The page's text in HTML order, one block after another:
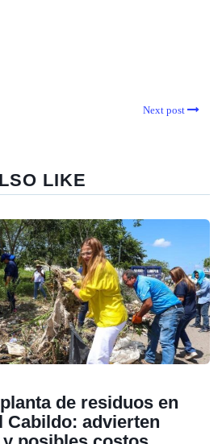
Next post
LIKE
de residuos en
Cabildo: advierten